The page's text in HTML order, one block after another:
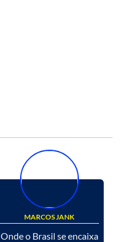
MARCOS JANK
Onde o Brasil se encaixa